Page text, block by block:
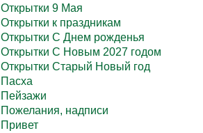
Открытки 9 Мая
Открытки к праздникам
Открытки С Днем рожденья
Открытки С Новым 2027 годом
Открытки Старый Новый год
Пасха
Пейзажи
Пожелания, надписи
Привет